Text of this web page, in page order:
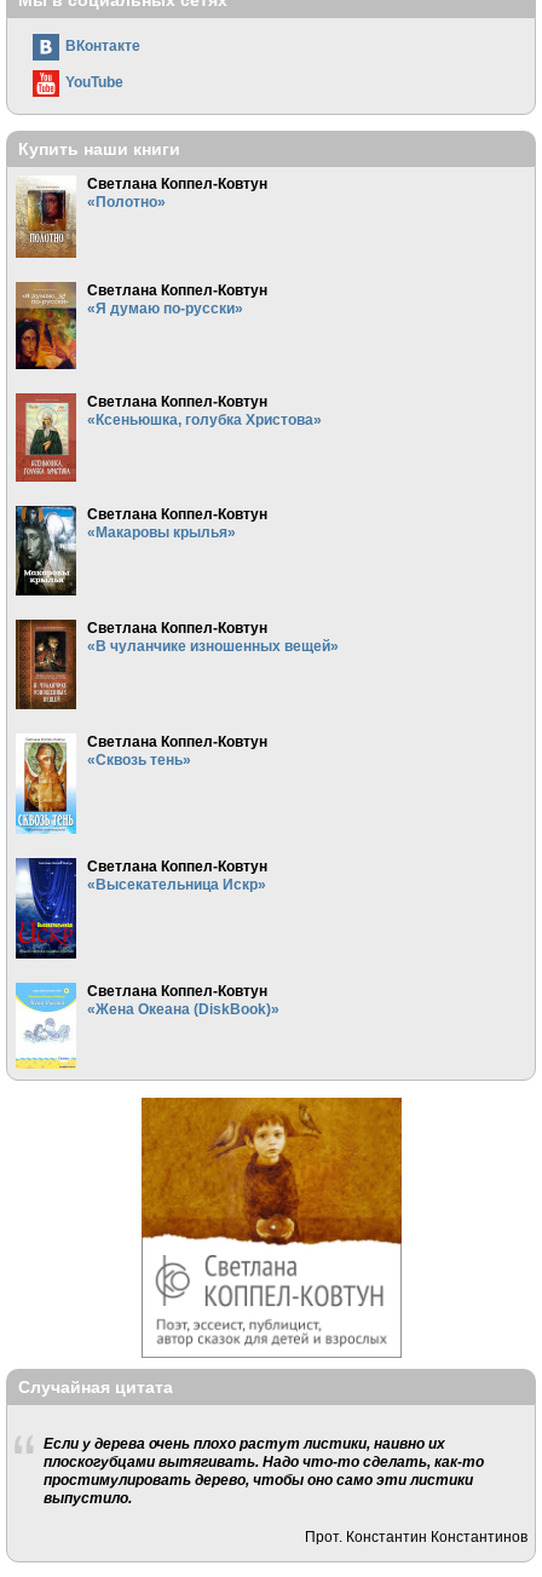
ВКонтакте
YouTube
Купить наши книги
Светлана Коппел-Ковтун
«Полотно»
Светлана Коппел-Ковтун
«Я думаю по-русски»
Светлана Коппел-Ковтун
«Ксеньюшка, голубка Христова»
Светлана Коппел-Ковтун
«Макаровы крылья»
Светлана Коппел-Ковтун
«В чуланчике изношенных вещей»
Светлана Коппел-Ковтун
«Сквозь тень»
Светлана Коппел-Ковтун
«Высекательница Искр»
Светлана Коппел-Ковтун
«Жена Океана (DiskBook)»
Случайная цитата
Если у дерева очень плохо растут листики, наивно их
плоскогубцами вытягивать. Надо что-то сделать, как-то
простимулировать дерево, чтобы оно само эти листики
выпустило.
Прот. Константин Константинов